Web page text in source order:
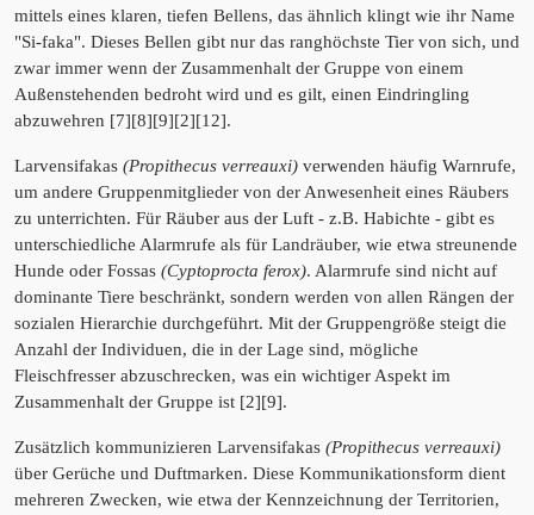
mittels eines klaren, tiefen Bellens, das ähnlich klingt wie ihr Name
"Si-faka". Dieses Bellen gibt nur das ranghöchste Tier von sich, und
zwar immer wenn der Zusammenhalt der Gruppe von einem
Außenstehenden bedroht wird und es gilt, einen Eindringling
abzuwehren [7][8][9][2][12].
Larvensifakas (Propithecus verreauxi) verwenden häufig Warnrufe,
um andere Gruppenmitglieder von der Anwesenheit eines Räubers
zu unterrichten. Für Räuber aus der Luft - z.B. Habichte - gibt es
unterschiedliche Alarmrufe als für Landräuber, wie etwa streunende
Hunde oder Fossas (Cyptoprocta ferox). Alarmrufe sind nicht auf
dominante Tiere beschränkt, sondern werden von allen Rängen der
sozialen Hierarchie durchgeführt. Mit der Gruppengröße steigt die
Anzahl der Individuen, die in der Lage sind, mögliche
Fleischfresser abzuschrecken, was ein wichtiger Aspekt im
Zusammenhalt der Gruppe ist [2][9].
Zusätzlich kommunizieren Larvensifakas (Propithecus verreauxi)
über Gerüche und Duftmarken. Diese Kommunikationsform dient
mehreren Zwecken, wie etwa der Kennzeichnung der Territorien,